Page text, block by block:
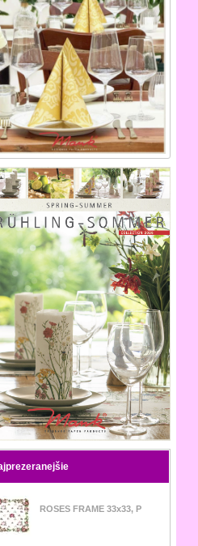
ROSES FRAME 33x33, P